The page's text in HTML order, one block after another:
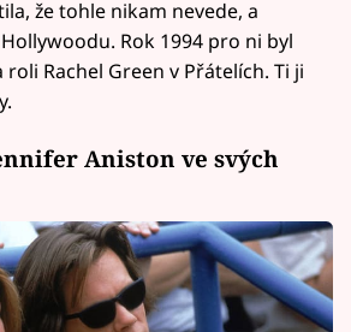
že tohle nikam nevede, a
Rok 1994 pro ni byl
Rachel Green v Přátelích. Ti ji
Aniston ve svých